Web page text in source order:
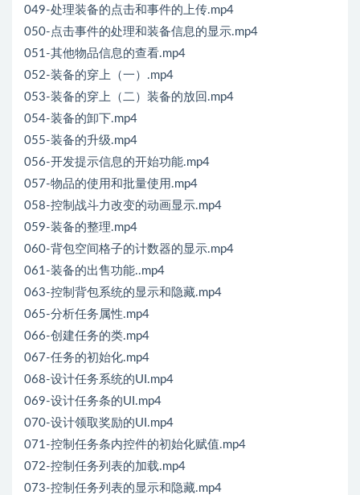
049-处理装备的点击和事件的上传.mp4
050-点击事件的处理和装备信息的显示.mp4
051-其他物品信息的查看.mp4
052-装备的穿上（一）.mp4
053-装备的穿上（二）装备的放回.mp4
054-装备的卸下.mp4
055-装备的升级.mp4
056-开发提示信息的开始功能.mp4
057-物品的使用和批量使用.mp4
058-控制战斗力改变的动画显示.mp4
059-装备的整理.mp4
060-背包空间格子的计数器的显示.mp4
061-装备的出售功能..mp4
063-控制背包系统的显示和隐藏.mp4
065-分析任务属性.mp4
066-创建任务的类.mp4
067-任务的初始化.mp4
068-设计任务系统的UI.mp4
069-设计任务条的UI.mp4
070-设计领取奖励的UI.mp4
071-控制任务条内控件的初始化赋值.mp4
072-控制任务列表的加载.mp4
073-控制任务列表的显示和隐藏.mp4